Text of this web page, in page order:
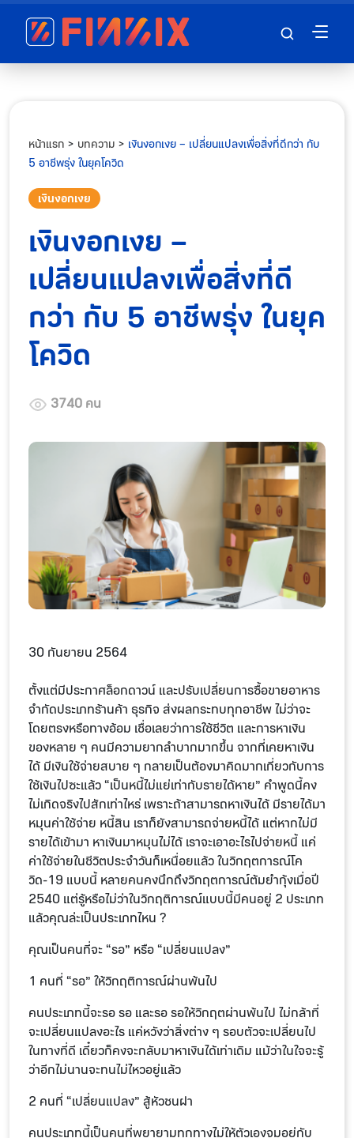
หน้าแรก > บทความ > เงินงอกเงย – เปลี่ยนแปลงเพื่อสิ่งที่ดีกว่า กับ
5 อาชีพรุ่ง ในยุคโควิด
เงินงอกเงย
เงินงอกเงย –
เปลี่ยนแปลงเพื่อสิ่งที่ดี
กว่า กับ 5 อาชีพรุ่ง ในยุค
โควิด
3740 คน
30 กันยายน 2564
ตั้งแต่มีประกาศล็อกดาวน์ และปรับเปลี่ยนการซื้อขายอาหาร
จำกัดประเภทร้านค้า ธุรกิจ ส่งผลกระทบทุกอาชีพ ไม่ว่าจะ
โดยตรงหรือทางอ้อม เชื่อเลยว่าการใช้ชีวิต และการหาเงิน
ของหลาย ๆ คนมีความยากลำบากมากขึ้น จากที่เคยหาเงิน
ได้ มีเงินใช้จ่ายสบาย ๆ กลายเป็นต้องมาคิดมากเกี่ยวกับการ
ใช้เงินไปซะแล้ว “เป็นหนี้ไม่แย่เท่ากับรายได้หาย” คำพูดนี้คง
ไม่เกิดจริงไปสักเท่าไหร่ เพราะถ้าสามารถหาเงินได้ มีรายได้มา
หมุนค่าใช้จ่าย หนี้สิน เราก็ยังสามารถจ่ายหนี้ได้ แต่หากไม่มี
รายได้เข้ามา หาเงินมาหมุนไม่ได้ เราจะเอาอะไรไปจ่ายหนี้ แค่
ค่าใช้จ่ายในชีวิตประจำวันก็เหนื่อยแล้ว ในวิกฤตการณ์โค
วิด-19 แบบนี้ หลายคนคงนึกถึงวิกฤตการณ์ต้มยำกุ้งเมื่อปี
2540 แต่รู้หรือไม่ว่าในวิกฤติการณ์แบบนี้มีคนอยู่ 2 ประเภท
แล้วคุณล่ะเป็นประเภทไหน ?
คุณเป็นคนที่จะ “รอ” หรือ “เปลี่ยนแปลง”
1 คนที่ “รอ” ให้วิกฤติการณ์ผ่านพ้นไป
คนประเภทนี้จะรอ รอ และรอ รอให้วิกฤตผ่านพ้นไป ไม่กล้าที่
จะเปลี่ยนแปลงอะไร แค่หวังว่าสิ่งต่าง ๆ รอบตัวจะเปลี่ยนไป
ในทางที่ดี เดี๋ยวก็คงจะกลับมาหาเงินได้เท่าเดิม แม้ว่าในใจจะรู้
ว่าอีกไม่นานจะทนไม่ไหวอยู่แล้ว
2 คนที่ “เปลี่ยนแปลง” สู้หัวชนฝา
คนประเภทนี้เป็นคนที่พยายามทุกทางไม่ให้ตัวเองจมอยู่กับ